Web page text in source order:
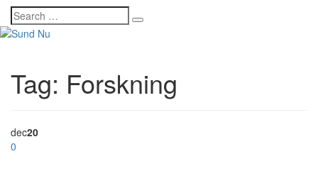
Tag: Forskning
dec20
0